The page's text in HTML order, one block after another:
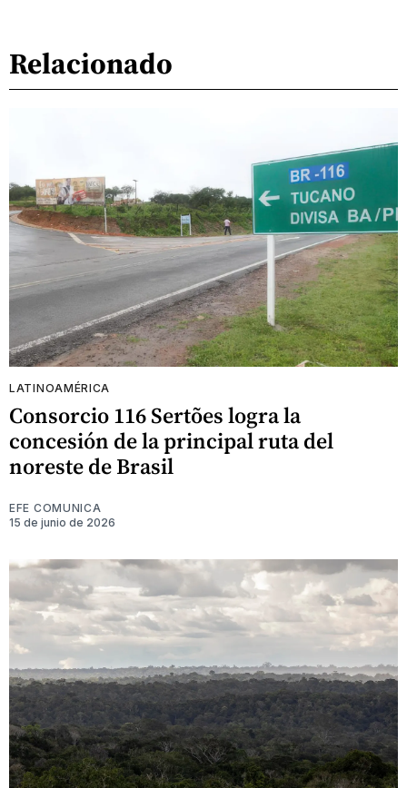
Relacionado
LATINOAMÉRICA
Consorcio 116 Sertões logra la
concesión de la principal ruta del
noreste de Brasil
EFE COMUNICA
15 de junio de 2026